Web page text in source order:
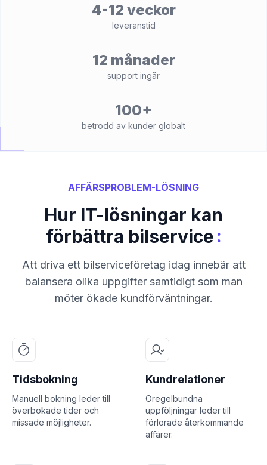
4-12 veckor
leveranstid
12 månader
support ingår
100+
betrodd av kunder globalt
AFFÄRSPROBLEM-LÖSNING
Hur IT-lösningar kan
förbättra bilservice:
Att driva ett bilserviceföretag idag innebär att
balansera olika uppgifter samtidigt som man
möter ökade kundförväntningar.
Tidsbokning
Manuell bokning leder till
överbokade tider och
missade möjligheter.
Kundrelationer
Oregelbundna
uppföljningar leder till
förlorade återkommande
affärer.